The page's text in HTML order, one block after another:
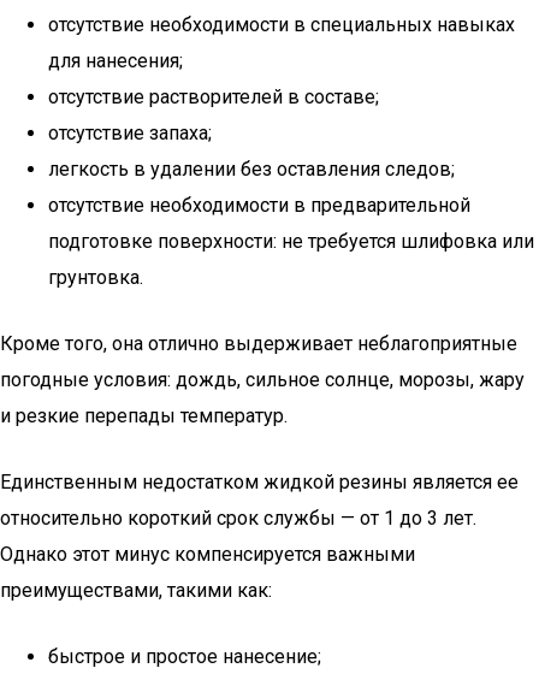
отсутствие необходимости в специальных навыках
для нанесения;
отсутствие растворителей в составе;
отсутствие запаха;
легкость в удалении без оставления следов;
отсутствие необходимости в предварительной
подготовке поверхности: не требуется шлифовка или
грунтовка.
Кроме того, она отлично выдерживает неблагоприятные
погодные условия: дождь, сильное солнце, морозы, жару
и резкие перепады температур.
Единственным недостатком жидкой резины является ее
относительно короткий срок службы — от 1 до 3 лет.
Однако этот минус компенсируется важными
преимуществами, такими как:
быстрое и простое нанесение;